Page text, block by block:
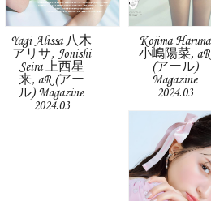
Yagi Alissa 八木
アリサ, Jonishi
Seira 上西星
来, aR (アー
ル) Magazine
2024.03
Kojima Haruna
小嶋陽菜, aR
(アール)
Magazine
2024.03